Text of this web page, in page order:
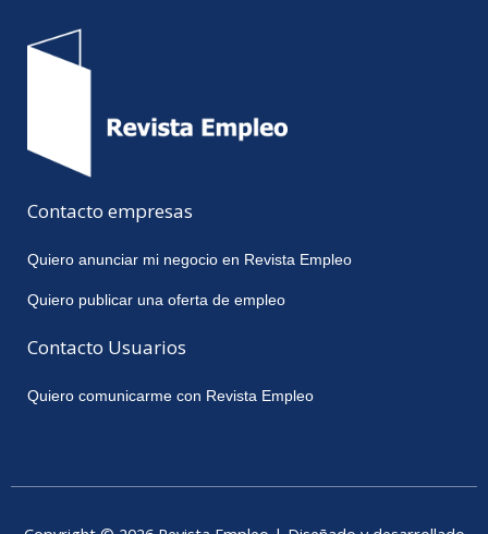
Contacto empresas
Quiero anunciar mi negocio en Revista Empleo
Quiero publicar una oferta de empleo
Contacto Usuarios
Quiero comunicarme con Revista Empleo